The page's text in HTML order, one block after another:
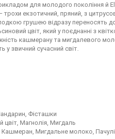
для молодого покоління
трохи екзотичний, пряний, з
грушею відразу переносять
цвіт, який у поєднанні з
кашмерану та мигдалевого
звичний сучасний світ.
Фісташки
цвіт, Магнолія, Мигдаль
Кашмеран, Мигдальне молоко, Пачулі